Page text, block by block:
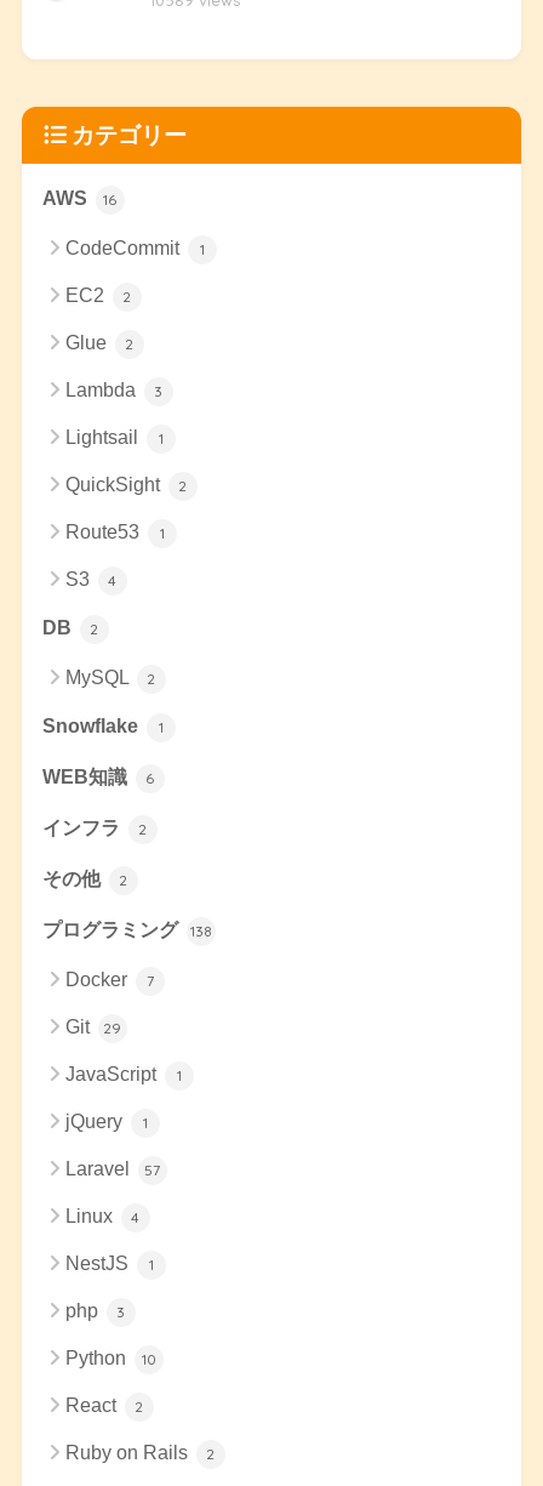
カテゴリー
AWS 16
CodeCommit 1
EC2 2
Glue 2
Lambda 3
Lightsail 1
QuickSight 2
Route53 1
S3 4
DB 2
MySQL 2
Snowflake 1
WEB知識 6
インフラ 2
その他 2
プログラミング 138
Docker 7
Git 29
JavaScript 1
jQuery 1
Laravel 57
Linux 4
NestJS 1
php 3
Python 10
React 2
Ruby on Rails 2